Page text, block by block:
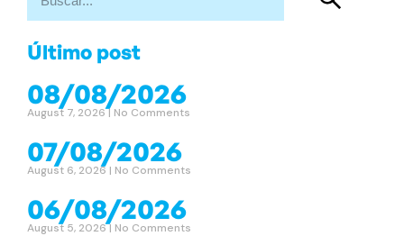
Último post
08/08/2026
August 7, 2026 No Comments
07/08/2026
August 6, 2026 No Comments
06/08/2026
August 5, 2026 No Comments